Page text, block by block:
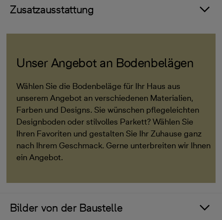
Zusatzausstattung
Unser Angebot an Bodenbelägen
Wählen Sie die Bodenbeläge für Ihr Haus aus
unserem Angebot an verschiedenen Materialien,
Farben und Designs. Sie wünschen pflegeleichten
Designboden oder stilvolles Parkett? Wählen Sie
Ihren Favoriten und gestalten Sie Ihr Zuhause ganz
nach Ihrem Geschmack. Gerne unterbreiten wir Ihnen
ein Angebot.
Bilder von der Baustelle